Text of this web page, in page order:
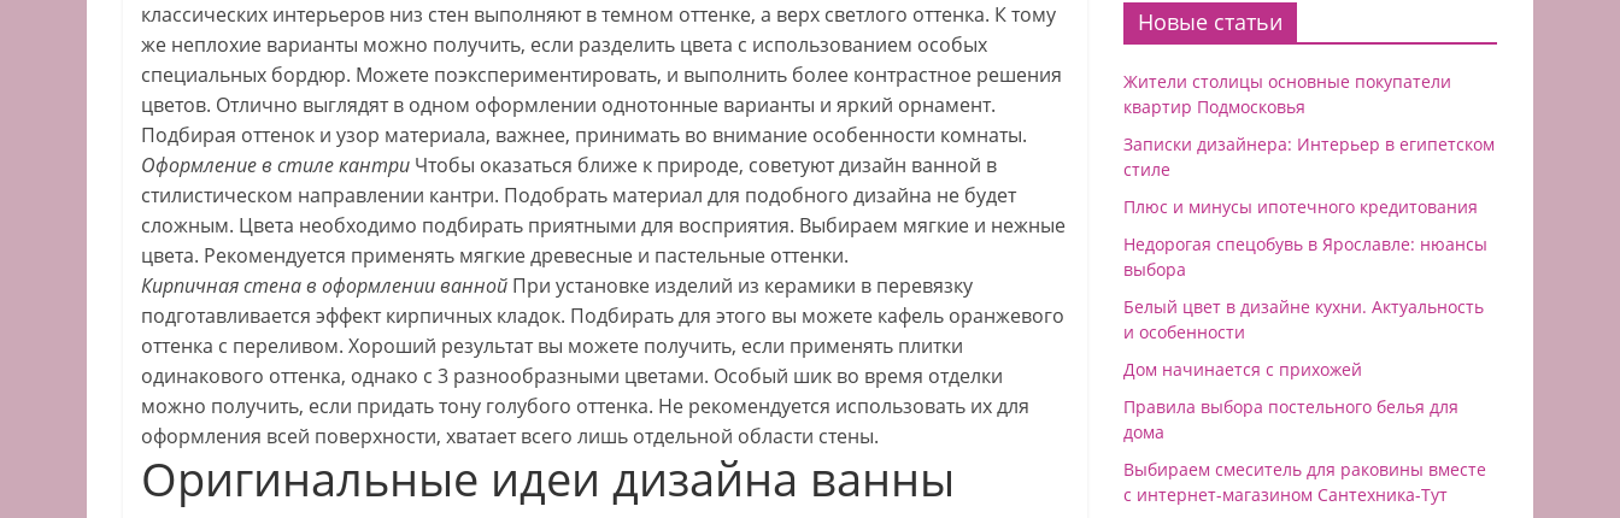
классических интерьеров низ стен выполняют в темном оттенке, а верх светлого оттенка. К тому
же неплохие варианты можно получить, если разделить цвета с использованием особых
специальных бордюр. Можете поэкспериментировать, и выполнить более контрастное решения
цветов. Отлично выглядят в одном оформлении однотонные варианты и яркий орнамент.
Подбирая оттенок и узор материала, важнее, принимать во внимание особенности комнаты.
Оформление в стиле кантри Чтобы оказаться ближе к природе, советуют дизайн ванной в
стилистическом направлении кантри. Подобрать материал для подобного дизайна не будет
сложным. Цвета необходимо подбирать приятными для восприятия. Выбираем мягкие и нежные
цвета. Рекомендуется применять мягкие древесные и пастельные оттенки.
Кирпичная стена в оформлении ванной При установке изделий из керамики в перевязку
подготавливается эффект кирпичных кладок. Подбирать для этого вы можете кафель оранжевого
оттенка с переливом. Хороший результат вы можете получить, если применять плитки
одинакового оттенка, однако с 3 разнообразными цветами. Особый шик во время отделки
можно получить, если придать тону голубого оттенка. Не рекомендуется использовать их для
оформления всей поверхности, хватает всего лишь отдельной области стены.
Оригинальные идеи дизайна ванны
Новые статьи
Жители столицы основные покупатели
квартир Подмосковья
Записки дизайнера: Интерьер в египетском
стиле
Плюс и минусы ипотечного кредитования
Недорогая спецобувь в Ярославле: нюансы
выбора
Белый цвет в дизайне кухни. Актуальность
и особенности
Дом начинается с прихожей
Правила выбора постельного белья для
дома
Выбираем смеситель для раковины вместе
с интернет-магазином Сантехника-Тут